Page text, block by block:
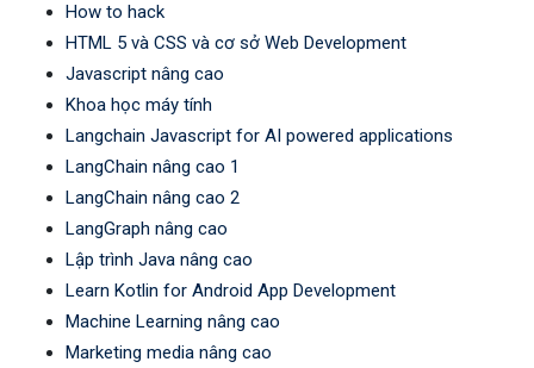
How to hack
HTML 5 và CSS và cơ sở Web Development
Javascript nâng cao
Khoa học máy tính
Langchain Javascript for AI powered applications
LangChain nâng cao 1
LangChain nâng cao 2
LangGraph nâng cao
Lập trình Java nâng cao
Learn Kotlin for Android App Development
Machine Learning nâng cao
Marketing media nâng cao